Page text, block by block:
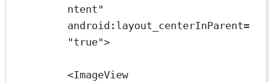
ntent"
android:layout_centerInParent=
"true">
<ImageView